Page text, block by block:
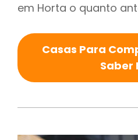
em Horta o quanto
Casas Para
Saber